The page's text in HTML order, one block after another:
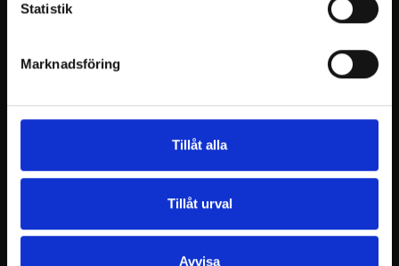
Statistik
Marknadsföring
Tillåt alla
Tillåt urval
Avvisa